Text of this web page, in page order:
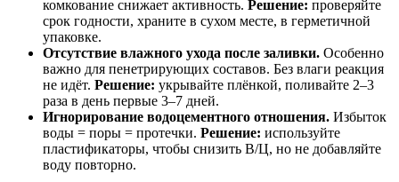
комкование снижает активность. Решение: проверяйте
срок годности, храните в сухом месте, в герметичной
упаковке.
Отсутствие влажного ухода после заливки. Особенно
важно для пенетрирующих составов. Без влаги реакция
не идёт. Решение: укрывайте плёнкой, поливайте 2–3
раза в день первые 3–7 дней.
Игнорирование водоцементного отношения. Избыток
воды = поры = протечки. Решение: используйте
пластификаторы, чтобы снизить В/Ц, но не добавляйте
воду повторно.